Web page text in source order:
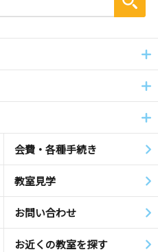
会費・各種手続き
教室見学
お問い合わせ
お近くの教室を探す